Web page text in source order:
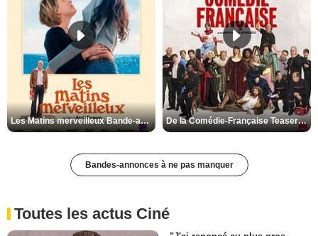
Les Matins merveilleux Bande-annonce VF De la Comédie-Française Teaser VF
Bandes-annonces à ne pas manquer
Toutes les actus Ciné